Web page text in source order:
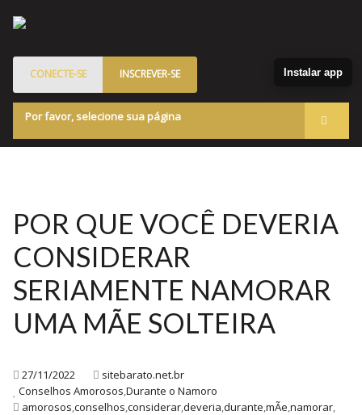
CONECTE-SE INSCREVER-SE
Por favor, selecione sua página
Programa de Patrocinados
Marketplace
Blog
POR QUE VOCÊ DEVERIA
CONSIDERAR
SERIAMENTE NAMORAR
UMA MÃE SOLTEIRA
27/11/2022
sitebarato.net.br
Conselhos Amorosos,Durante o Namoro
amorosos,conselhos,considerar,deveria,durante,mÃe,namorar,
Instalar app